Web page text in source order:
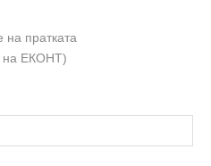
на пратката
на ЕКОНТ)